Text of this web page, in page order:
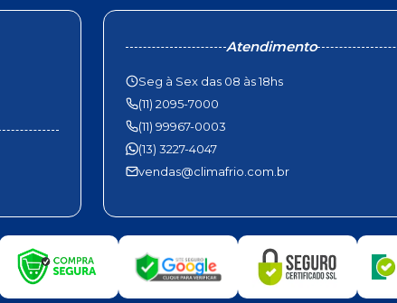
Atendimento
Seg à Sex das 08 às 18hs
(11) 2095-7000
(11) 99967-0003
(13) 3227-4047
vendas@climafrio.com.br